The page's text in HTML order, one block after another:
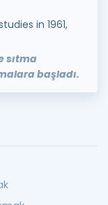
in 1961,
sıtma
başladı.